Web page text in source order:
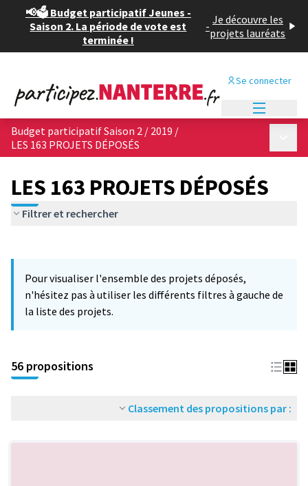
📢🗳️ Budget participatif Jeunes -
Saison 2. La période de vote est
terminée !
- Je découvre les
projets lauréats
Se connecter
Budget participatif Saison 2 / 2019 /
LES 163 PROJETS DÉPOSÉS
LES 163 PROJETS DÉPOSÉS
Filtrer et rechercher
−
Pour visualiser l'ensemble des projets déposés,
n'hésitez pas à utiliser les différents filtres à gauche de
la liste des projets.
56 propositions
Classement des propositions par :